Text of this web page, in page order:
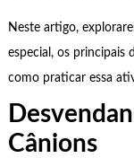
Neste artigo,
especial, os principais
como praticar essa
Cânions